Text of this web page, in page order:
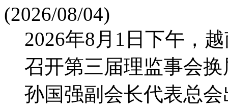
(2026/08/04)
2026年8月1日下午，
召开第三届理监事会
孙国强副会长代表总